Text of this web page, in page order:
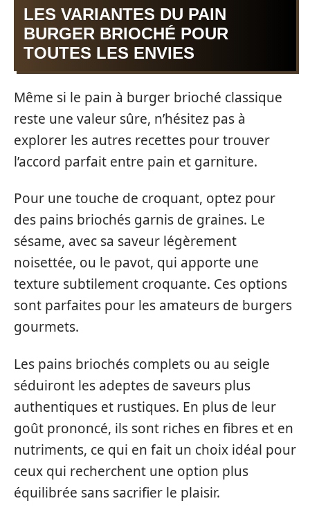
LES VARIANTES DU PAIN
BURGER BRIOCHÉ POUR
TOUTES LES ENVIES
Même si le pain à burger brioché classique
reste une valeur sûre, n’hésitez pas à
explorer les autres recettes pour trouver
l’accord parfait entre pain et garniture.
Pour une touche de croquant, optez pour
des pains briochés garnis de graines. Le
sésame, avec sa saveur légèrement
noisettée, ou le pavot, qui apporte une
texture subtilement croquante. Ces options
sont parfaites pour les amateurs de burgers
gourmets.
Les pains briochés complets ou au seigle
séduiront les adeptes de saveurs plus
authentiques et rustiques. En plus de leur
goût prononcé, ils sont riches en fibres et en
nutriments, ce qui en fait un choix idéal pour
ceux qui recherchent une option plus
équilibrée sans sacrifier le plaisir.